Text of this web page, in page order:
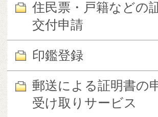
住民票・戸籍などの
交付申請
印鑑登録
郵送による証明書の
受け取りサービス